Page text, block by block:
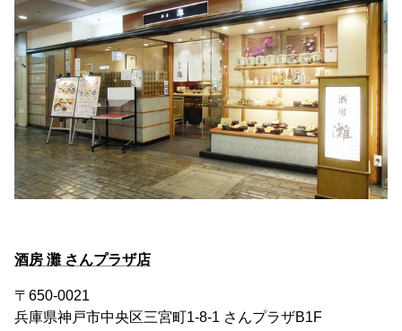
酒房 灘 さんプラザ店
〒650-0021
兵庫県神戸市中央区三宮町1-8-1 さんプラザB1F